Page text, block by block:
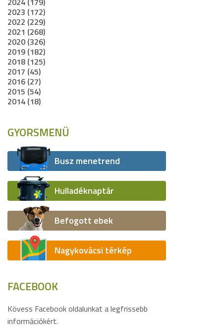
2023 (172)
2022 (229)
2021 (268)
2020 (326)
2019 (182)
2018 (125)
2017 (45)
2016 (27)
2015 (54)
2014 (18)
GYORSMENÜ
Busz menetrend
Hulladéknaptár
Befogott ebek
Nagykovácsi térkép
FACEBOOK
Kövess Facebook oldalunkat a legfrissebb
információkért.